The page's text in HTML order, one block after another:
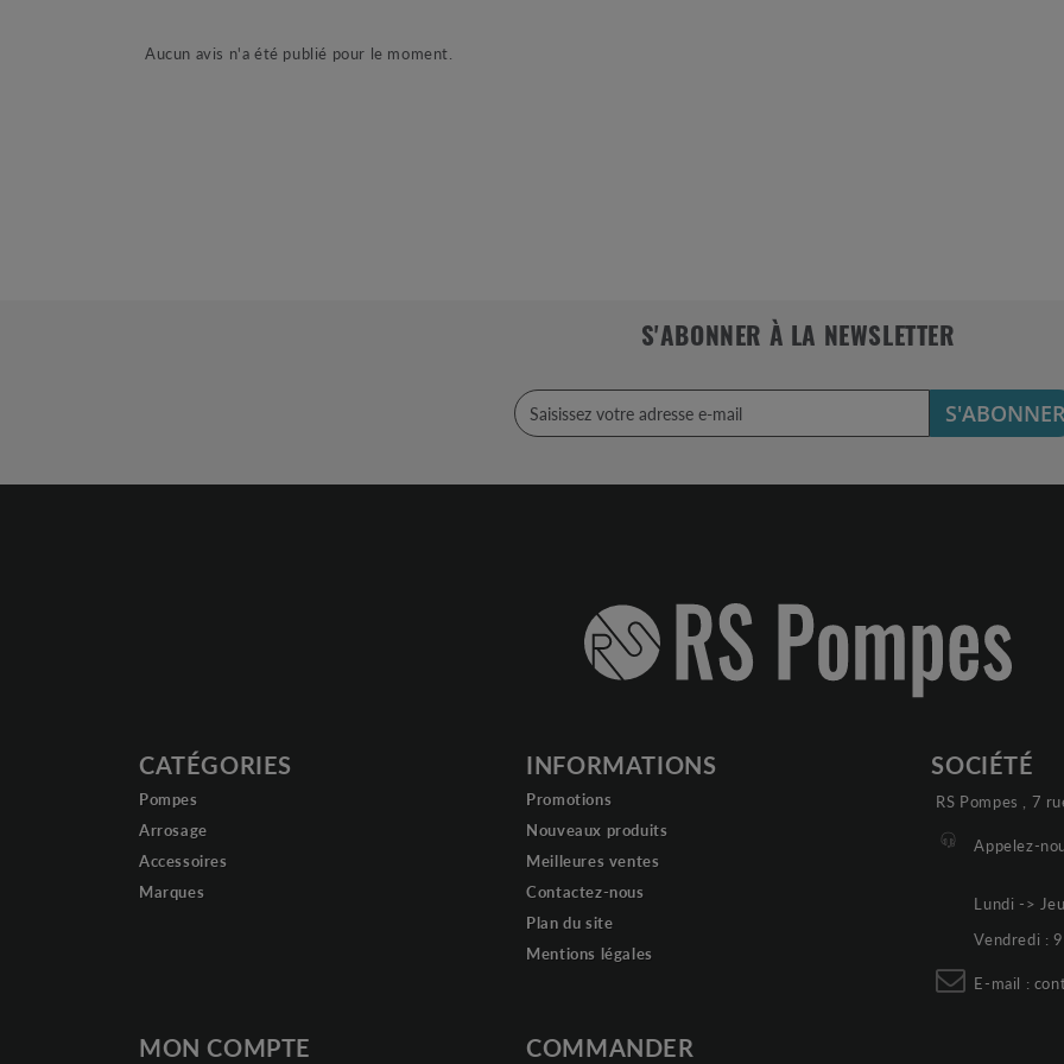
Aucun avis n'a été publié pour le moment.
S'ABONNER À LA NEWSLETTER
CATÉGORIES
Pompes
Arrosage
Accessoires
Marques
INFORMATIONS
Promotions
Nouveaux produits
Meilleures ventes
Contactez-nous
Plan du site
Mentions légales
MON COMPTE COMMANDER
SOCIÉTÉ
RS Pompes , 7
Appelez-
Lundi ->
Vendredi :
E-mail :